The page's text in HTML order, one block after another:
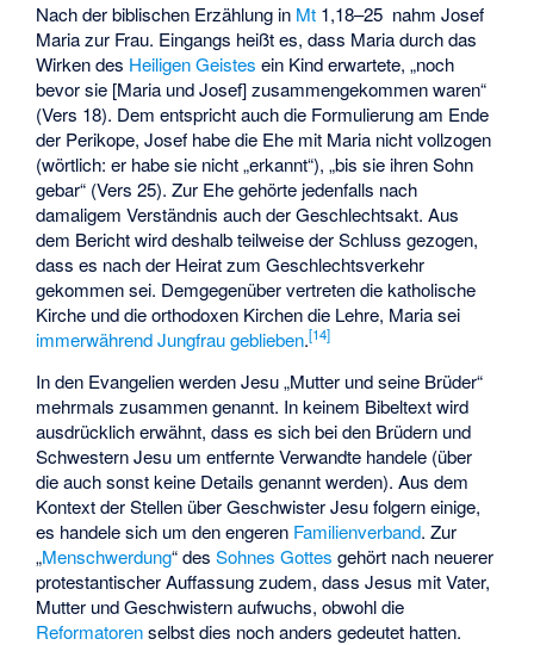
Nach der biblischen Erzählung in Mt 1,18–25 nahm Josef
Maria zur Frau. Eingangs heißt es, dass Maria durch das
Wirken des Heiligen Geistes ein Kind erwartete, „noch
bevor sie [Maria und Josef] zusammengekommen waren“
(Vers 18). Dem entspricht auch die Formulierung am Ende
der Perikope, Josef habe die Ehe mit Maria nicht vollzogen
(wörtlich: er habe sie nicht „erkannt“), „bis sie ihren Sohn
gebar“ (Vers 25). Zur Ehe gehörte jedenfalls nach
damaligem Verständnis auch der Geschlechtsakt. Aus
dem Bericht wird deshalb teilweise der Schluss gezogen,
dass es nach der Heirat zum Geschlechtsverkehr
gekommen sei. Demgegenüber vertreten die katholische
Kirche und die orthodoxen Kirchen die Lehre, Maria sei
immerwährend Jungfrau geblieben.[14]
In den Evangelien werden Jesu „Mutter und seine Brüder“
mehrmals zusammen genannt. In keinem Bibeltext wird
ausdrücklich erwähnt, dass es sich bei den Brüdern und
Schwestern Jesu um entfernte Verwandte handele (über
die auch sonst keine Details genannt werden). Aus dem
Kontext der Stellen über Geschwister Jesu folgern einige,
es handele sich um den engeren Familienverband. Zur
„Menschwerdung“ desSohnes Gottes gehört nach neuerer
protestantischer Auffassung zudem, dass Jesus mit Vater,
Mutter und Geschwistern aufwuchs, obwohl die
Reformatorenselbst dies noch anders gedeutet hatten.